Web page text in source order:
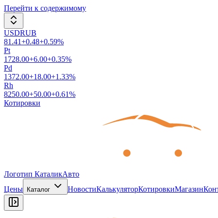
Перейти к содержимому
USDRUB
81.41+0.48+0.59%
Pt
1728.00+6.00+0.35%
Pd
1372.00+18.00+1.33%
Rh
8250.00+50.00+0.61%
Котировки
Логотип КаталикАвто
Цены
Каталог НовостиКалькуляторКотировкиМагазин